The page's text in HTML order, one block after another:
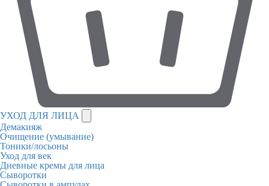
УХОД ДЛЯ ЛИЦА
Демакияж
Очищение (умывание)
Тоники/лосьоны
Уход для век
Дневные кремы для лица
Сыворотки